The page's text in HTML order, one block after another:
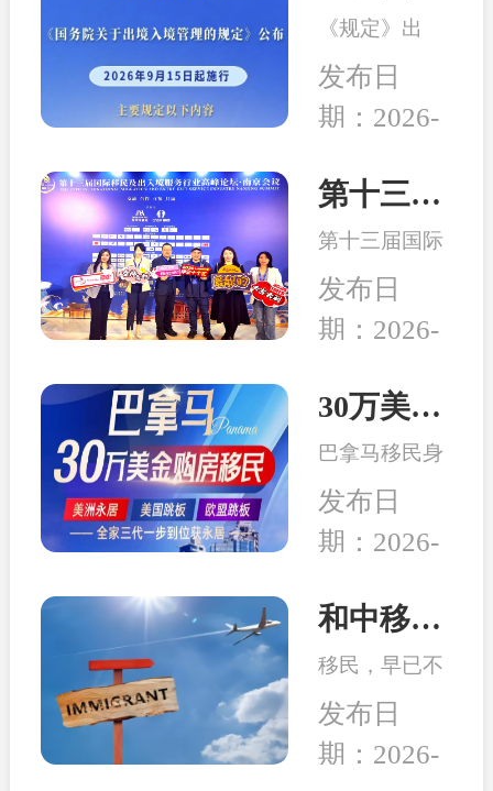
靠材料造假、
制度漏洞换取
身份的时代彻
底落幕。无论
办理海外公民
身份都需坚守
整履行法定投
资要求，规避
产风险。
《规定》出
台，是我国完
善出入境管理
制度的重要举
交流持续深
家庭萌生海外
身份规划、子
女教育、全球
生活布局等需
务行业迎来新
的发展机遇。
发布日
期：2026-
第十三届移民行业高峰论坛在南京举行 和中入选诚信专业示范机构
第十三届国际
移民及出入境
服务行业高峰
论坛在中国南
次峰会以“破
未来”为主
题，吸引了来
自全球几十个
国家的数千位
英、使领馆代
表及移民局长
在搭建一
个“交流、合
发布日
期：2026-
30万美元买房送巴拿马永居：高性价比、税务规划、入籍大揭秘！
巴拿马移民身
份开始受到很
多客户的青
睐，究其原因
性价比、宽松
良好的子女教
育、亲民的生
活成本、明确
的入籍路径
发布日
期：2026-
和中移民：2026年最适合办理移民身份的6个国家
移民，早已不
是 “我想去
哪”，而是：
这个身份能不
发布日
期：2026-